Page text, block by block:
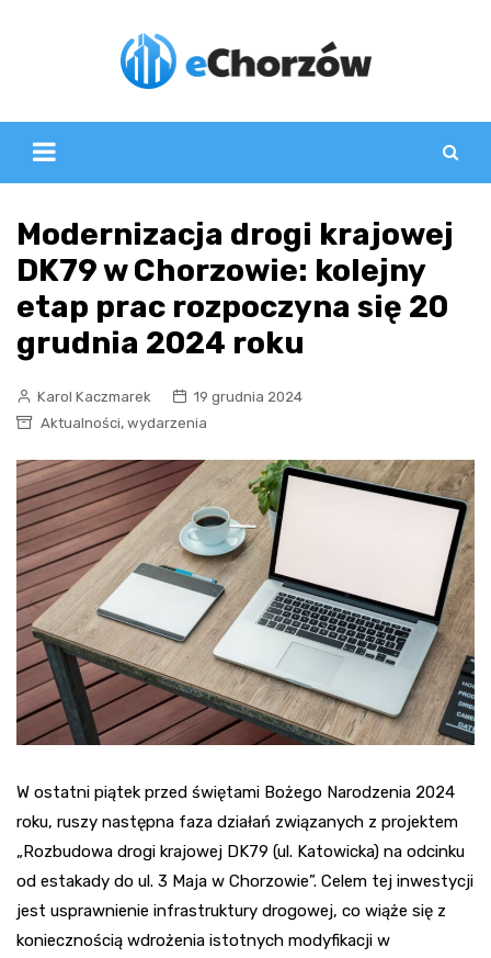
Modernizacja drogi krajowej
DK79 w Chorzowie: kolejny
etap prac rozpoczyna się 20
grudnia 2024 roku
Karol Kaczmarek
19 grudnia 2024
Aktualności, wydarzenia
W ostatni piątek przed świętami Bożego Narodzenia 2024
roku, ruszy następna faza działań związanych z projektem
„Rozbudowa drogi krajowej DK79 (ul. Katowicka) na odcinku
od estakady do ul. 3 Maja w Chorzowie”. Celem tej inwestycji
jest usprawnienie infrastruktury drogowej, co wiąże się z
koniecznością wdrożenia istotnych modyfikacji w